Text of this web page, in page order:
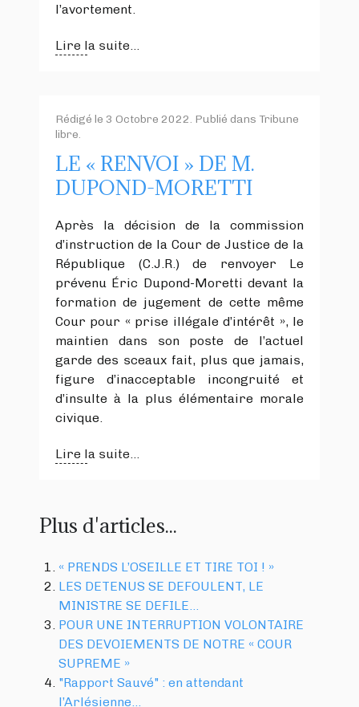
l’avortement.
Lire la suite...
Rédigé le 3 Octobre 2022. Publié dans Tribune
libre.
LE « RENVOI » DE M.
DUPOND-MORETTI
Après la décision de la commission
d’instruction de la Cour de Justice de la
République (C.J.R.) de renvoyer Le
prévenu Éric Dupond-Moretti devant la
formation de jugement de cette même
Cour pour « prise illégale d’intérêt », le
maintien dans son poste de l’actuel
garde des sceaux fait, plus que jamais,
figure d’inacceptable incongruité et
d’insulte à la plus élémentaire morale
civique.
Lire la suite...
Plus d'articles...
« PRENDS L’OSEILLE ET TIRE TOI ! »
LES DETENUS SE DEFOULENT, LE
MINISTRE SE DEFILE…
POUR UNE INTERRUPTION VOLONTAIRE
DES DEVOIEMENTS DE NOTRE « COUR
SUPREME »
"Rapport Sauvé" : en attendant
l’Arlésienne…